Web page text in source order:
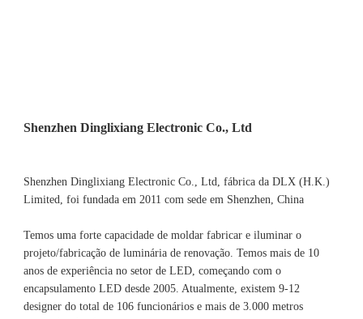
Shenzhen Dinglixiang Electronic Co., Ltd, fábrica da DLX (H.K.)
Limited, foi fundada em 2011 com sede em Shenzhen, China
Temos uma forte capacidade de moldar fabricar e iluminar o
projeto/fabricação de luminária de renovação. Temos mais de 10
anos de experiência no setor de LED, começando com o
encapsulamento LED desde 2005. Atualmente, existem 9-12
designer do total de 106 funcionários e mais de 3.000 metros